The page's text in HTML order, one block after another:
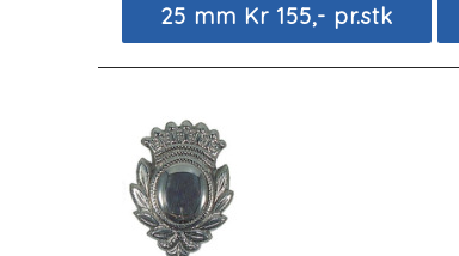
25 mm Kr 155,- pr.stk